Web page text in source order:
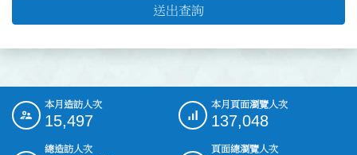
送出查詢
::: 本月造訪人次
15,497
本月頁面瀏覽人次
137,048
總造訪人次
頁面總瀏覽人次